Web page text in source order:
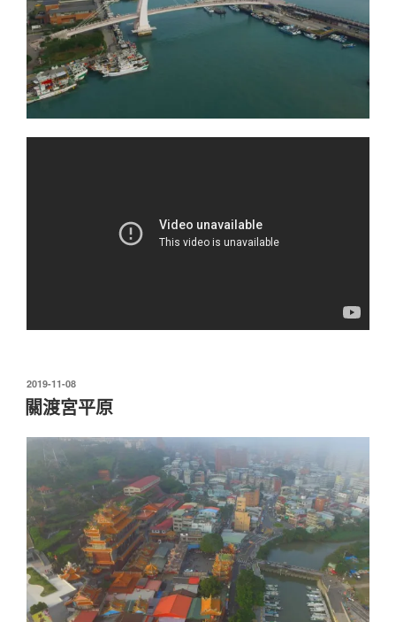
發
佈
於
2019-11-08
關渡宮平原